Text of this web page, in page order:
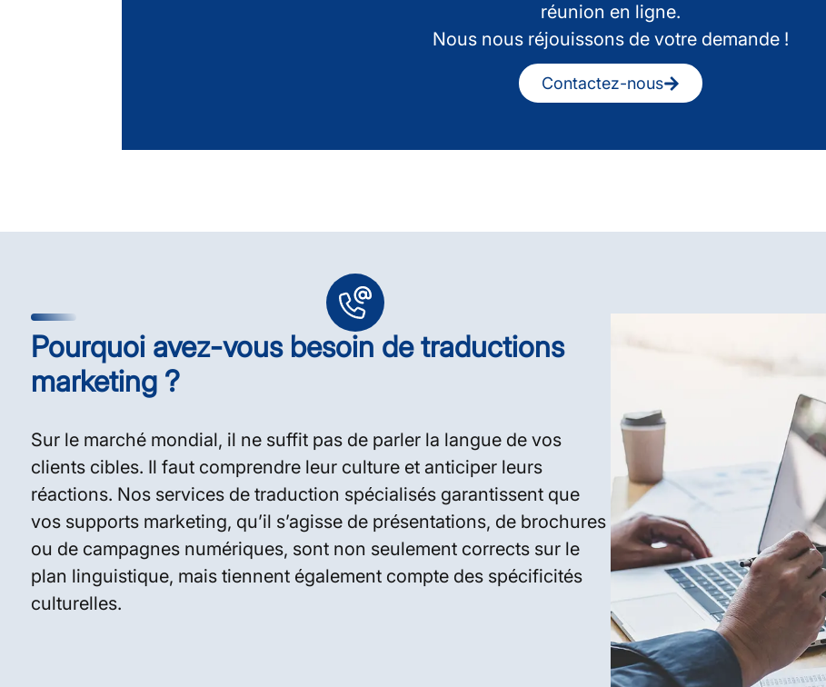
réunion en ligne.
Nous nous réjouissons de votre demande !
Contactez-nous
Pourquoi avez-vous besoin de traductions
marketing ?
Sur le marché mondial, il ne suffit pas de parler la langue de vos
clients cibles. Il faut comprendre leur culture et anticiper leurs
réactions. Nos services de traduction spécialisés garantissent que
vos supports marketing, qu’il s’agisse de présentations, de brochures
ou de campagnes numériques, sont non seulement corrects sur le
plan linguistique, mais tiennent également compte des spécificités
culturelles.